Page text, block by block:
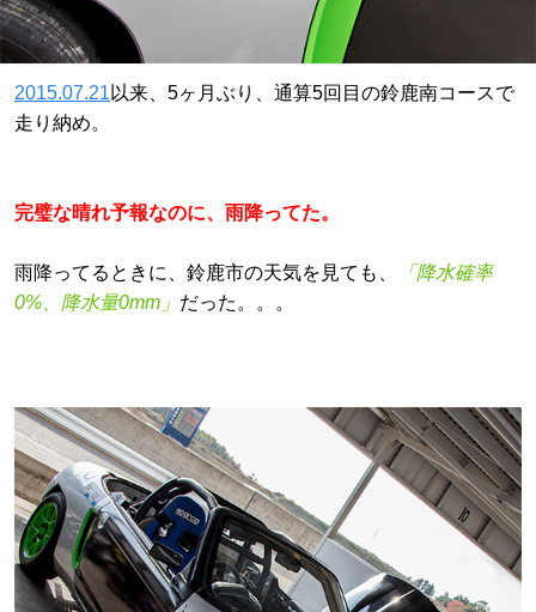
2015.07.21 以来、5ヶ月ぶり、通算5回目の鈴鹿南コースで
走り納め。
完璧な晴れ予報なのに、雨降ってた。
雨降ってるときに、鈴鹿市の天気を見ても、
「降水確率
0%、降水量0mm」 だった。。。